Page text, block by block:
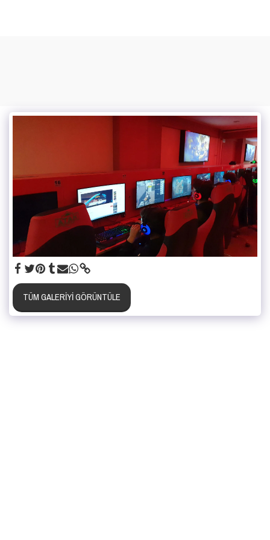
TÜM GALERIYI GÖRÜNTÜLE